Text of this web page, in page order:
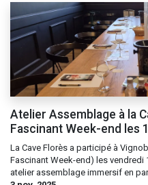
Atelier Assemblage à la
Fascinant Week-end les
La Cave Florès a participé à
Fascinant Week-end) les vendredi
atelier assemblage immersif en